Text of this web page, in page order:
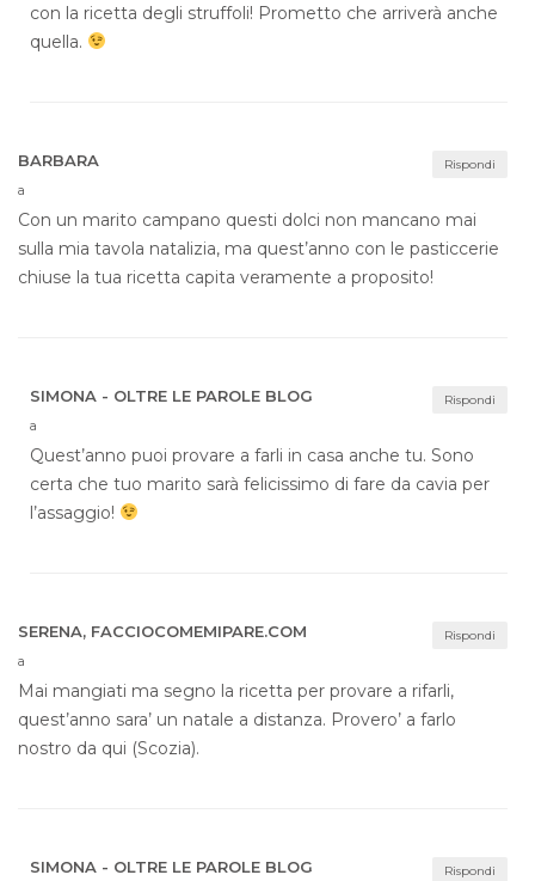
con la ricetta degli struffoli! Prometto che arriverà anche
quella.
Rispondi
BARBARA
a
Con un marito campano questi dolci non mancano mai
sulla mia tavola natalizia, ma quest’anno con le pasticcerie
chiuse la tua ricetta capita veramente a proposito!
Rispondi
SIMONA - OLTRE LE PAROLE BLOG
a
Quest’anno puoi provare a farli in casa anche tu. Sono
certa che tuo marito sarà felicissimo di fare da cavia per
l’assaggio!
Rispondi
SERENA, FACCIOCOMEMIPARE.COM
a
Mai mangiati ma segno la ricetta per provare a rifarli,
quest’anno sara’ un natale a distanza. Provero’ a farlo
nostro da qui (Scozia).
Rispondi
SIMONA - OLTRE LE PAROLE BLOG